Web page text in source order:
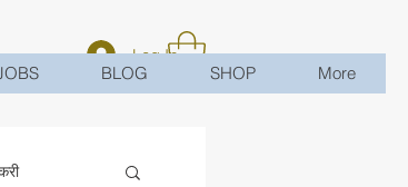
BLOG SHOP More
Log In